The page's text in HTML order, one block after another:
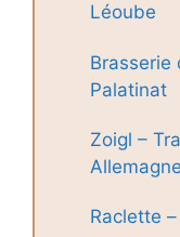
Léoube
Brasserie
Palatinat
Zoigl –
Allemagne
Raclette